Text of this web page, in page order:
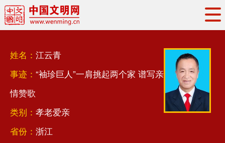
权威发布
地方交流
文明培育
文明实践
文明创建
文明矩阵
姓名： 江云青
事迹： “袖珍巨人”一肩挑起两个家 谱写亲
情赞歌
类别： 孝老爱亲
省份： 浙江